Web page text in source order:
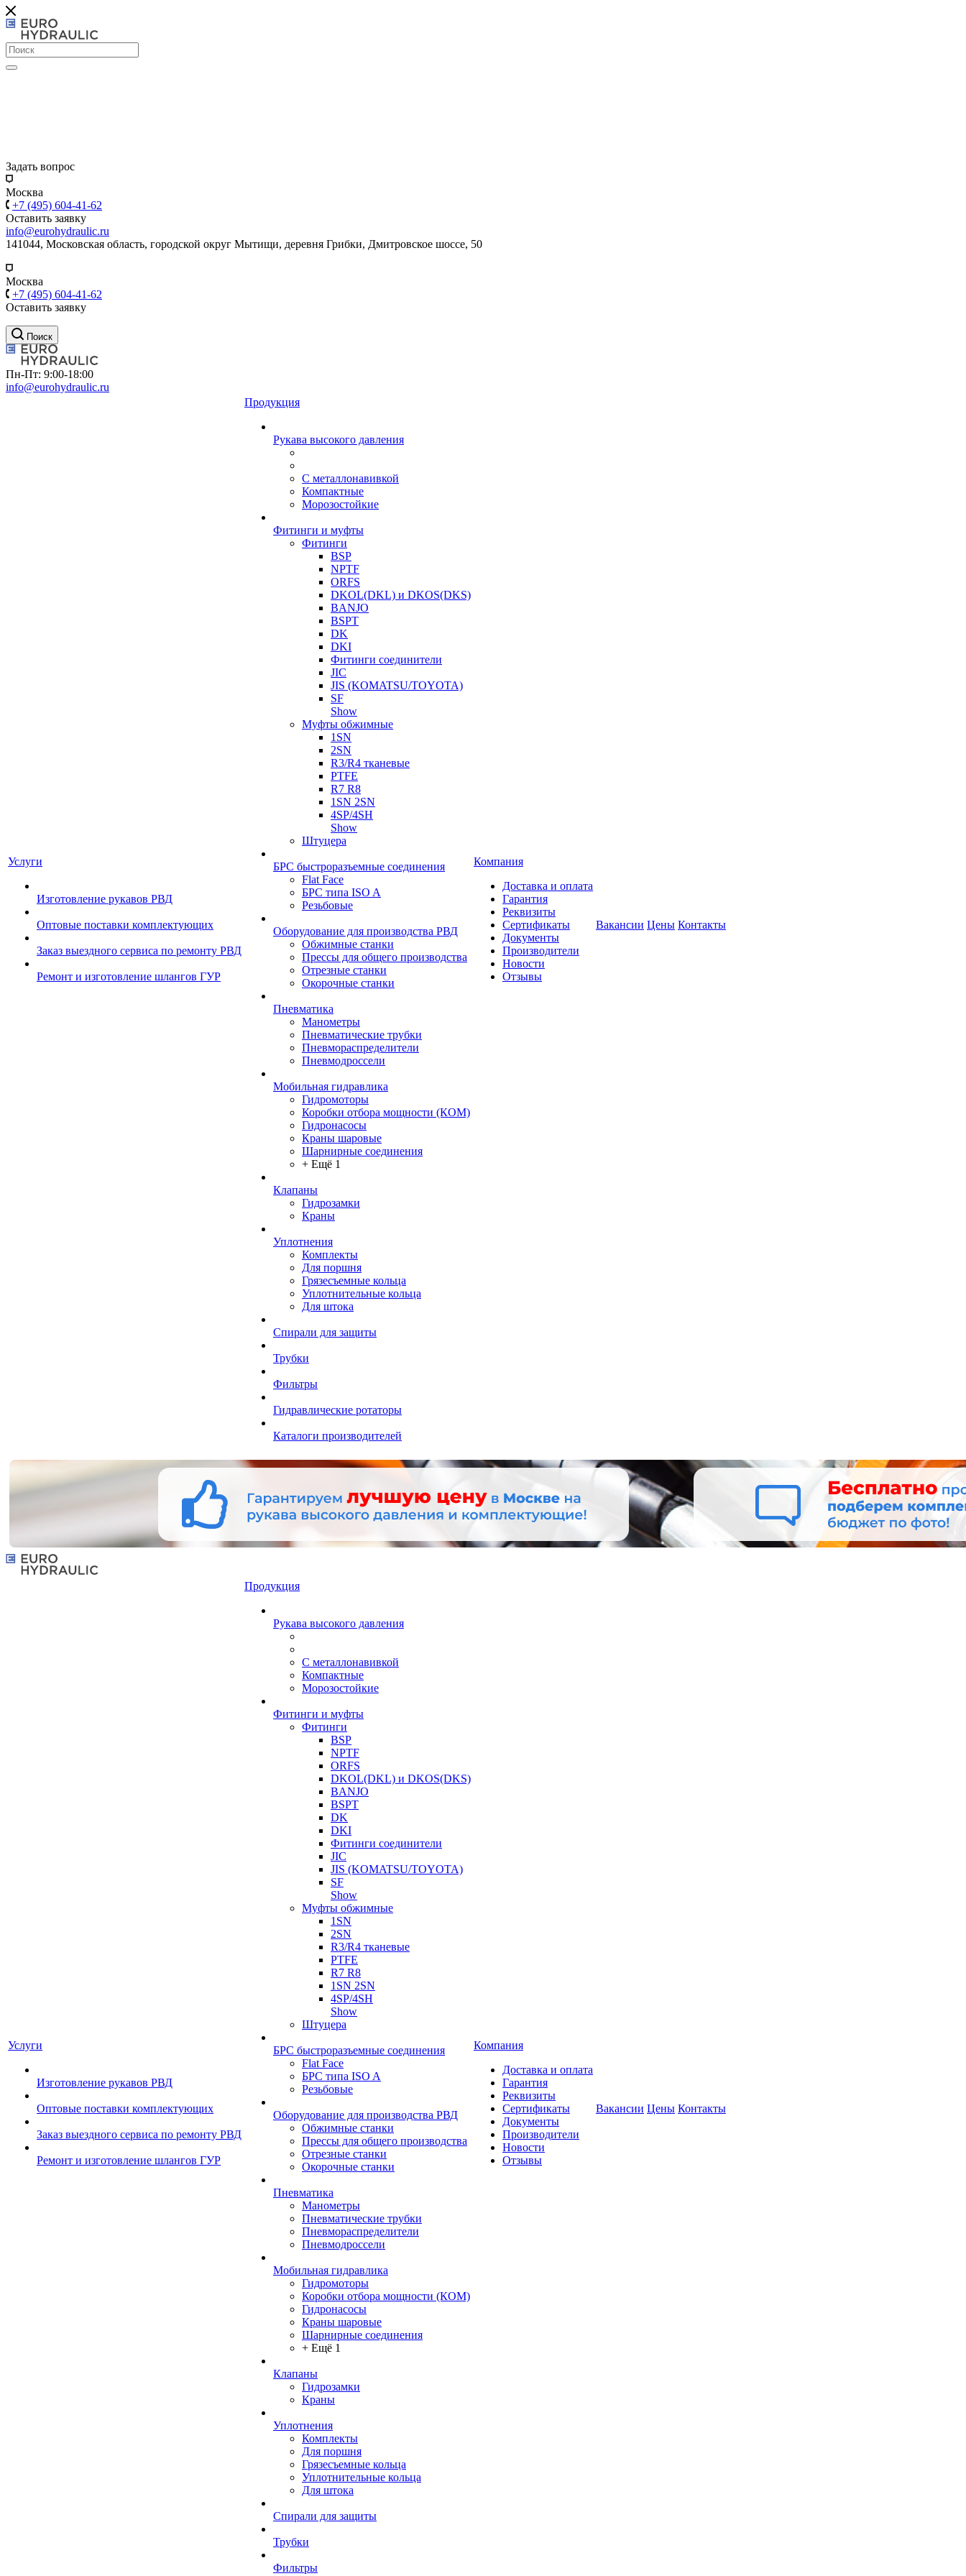
Задать вопрос
Москва
+7 (495) 604-41-62
Оставить заявку
info@eurohydraulic.ru
141044, Московская область, городской округ Мытищи, деревня Грибки, Дмитровское шоссе, 50
Москва
+7 (495) 604-41-62
Оставить заявку
Поиск
Пн-Пт: 9:00-18:00
info@eurohydraulic.ru
Услуги
Изготовление рукавов РВД
Оптовые поставки комплектующих
Заказ выездного сервиса по ремонту РВД
Ремонт и изготовление шлангов ГУР
Продукция
Рукава высокого давления
С металлонавивкой
Компактные
Морозостойкие
Фитинги и муфты
Фитинги
BSP
NPTF
ORFS
DKOL(DKL) и DKOS(DKS)
BANJO
BSPT
DK
DKI
Фитинги соединители
JIC
JIS (KOMATSU/TOYOTA)
SF
Show
Муфты обжимные
1SN
2SN
R3/R4 тканевые
PTFE
R7 R8
1SN 2SN
4SP/4SH
Show
Штуцера
БРС быстроразъемные соединения
Flat Face
БРС типа ISO A
Резьбовые
Оборудование для производства РВД
Обжимные станки
Прессы для общего производства
Отрезные станки
Окорочные станки
Пневматика
Манометры
Пневматические трубки
Пневмораспределители
Пневмодроссели
Мобильная гидравлика
Гидромоторы
Коробки отбора мощности (КОМ)
Гидронасосы
Краны шаровые
Шарнирные соединения
+ Ещё 1
Клапаны
Гидрозамки
Краны
Уплотнения
Комплекты
Для поршня
Грязесъемные кольца
Уплотнительные кольца
Для штока
Спирали для защиты
Трубки
Фильтры
Гидравлические ротаторы
Каталоги производителей
Компания
Доставка и оплата
Гарантия
Реквизиты
Сертификаты
Документы
Производители
Новости
Отзывы
Вакансии Цены Контакты
Услуги
Изготовление рукавов РВД
Оптовые поставки комплектующих
Заказ выездного сервиса по ремонту РВД
Ремонт и изготовление шлангов ГУР
Продукция
Рукава высокого давления
С металлонавивкой
Компактные
Морозостойкие
Фитинги и муфты
Фитинги
BSP
NPTF
ORFS
DKOL(DKL) и DKOS(DKS)
BANJO
BSPT
DK
DKI
Фитинги соединители
JIC
JIS (KOMATSU/TOYOTA)
SF
Show
Муфты обжимные
1SN
2SN
R3/R4 тканевые
PTFE
R7 R8
1SN 2SN
4SP/4SH
Show
Штуцера
БРС быстроразъемные соединения
Flat Face
БРС типа ISO A
Резьбовые
Оборудование для производства РВД
Обжимные станки
Прессы для общего производства
Отрезные станки
Окорочные станки
Пневматика
Манометры
Пневматические трубки
Пневмораспределители
Пневмодроссели
Мобильная гидравлика
Гидромоторы
Коробки отбора мощности (КОМ)
Гидронасосы
Краны шаровые
Шарнирные соединения
+ Ещё 1
Клапаны
Гидрозамки
Краны
Уплотнения
Комплекты
Для поршня
Грязесъемные кольца
Уплотнительные кольца
Для штока
Спирали для защиты
Трубки
Фильтры
Компания
Доставка и оплата
Гарантия
Реквизиты
Сертификаты
Документы
Производители
Новости
Отзывы
Вакансии Цены Контакты